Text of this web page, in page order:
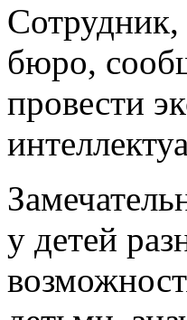
бюро,
провести
у детей